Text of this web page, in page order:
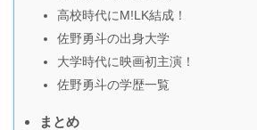
高校時代にM!LK結成！
佐野勇斗の出身大学
大学時代に映画初主演！
佐野勇斗の学歴一覧
まとめ